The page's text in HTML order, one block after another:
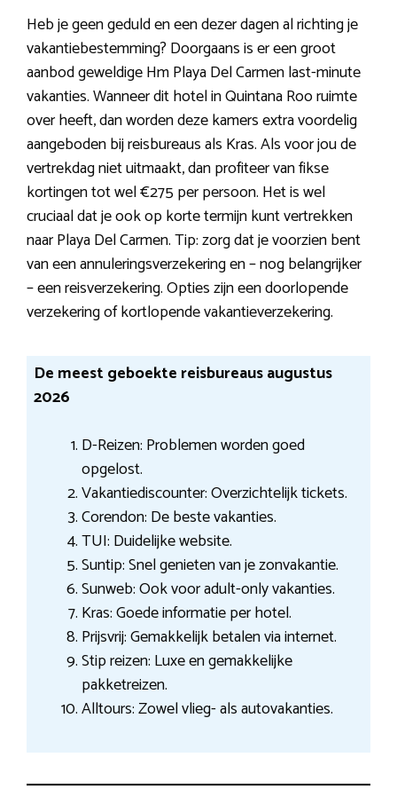
Heb je geen geduld en een dezer dagen al richting je
vakantiebestemming? Doorgaans is er een groot
aanbod geweldige Hm Playa Del Carmen last-minute
vakanties. Wanneer dit hotel in Quintana Roo ruimte
over heeft, dan worden deze kamers extra voordelig
aangeboden bij reisbureaus als Kras. Als voor jou de
vertrekdag niet uitmaakt, dan profiteer van fikse
kortingen tot wel €275 per persoon. Het is wel
cruciaal dat je ook op korte termijn kunt vertrekken
naar Playa Del Carmen. Tip: zorg dat je voorzien bent
van een annuleringsverzekering en – nog belangrijker
– een reisverzekering. Opties zijn een doorlopende
verzekering of kortlopende vakantieverzekering.
De meest geboekte reisbureaus augustus
2026
D-Reizen: Problemen worden goed
opgelost.
Vakantiediscounter: Overzichtelijk tickets.
Corendon: De beste vakanties.
TUI: Duidelijke website.
Suntip: Snel genieten van je zonvakantie.
Sunweb: Ook voor adult-only vakanties.
Kras: Goede informatie per hotel.
Prijsvrij: Gemakkelijk betalen via internet.
Stip reizen: Luxe en gemakkelijke
pakketreizen.
Alltours: Zowel vlieg- als autovakanties.